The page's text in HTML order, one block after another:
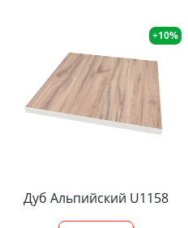
+10%
Дуб Альпийский U1158